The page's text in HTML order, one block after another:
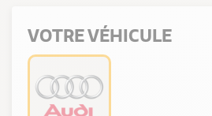
VOTRE VÉHICULE